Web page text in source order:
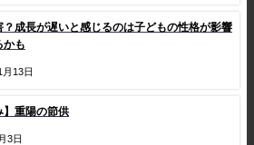
？成長が遅いと感じるのは子どもの性格が影響
かも
13日
】重陽の節供
3日